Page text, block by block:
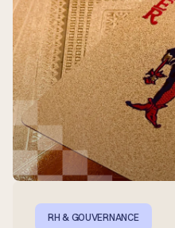
RH & GOUVERNANCE